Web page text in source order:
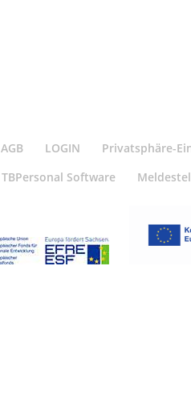
AGB LOGIN Privatsphäre-
TBPersonal Software